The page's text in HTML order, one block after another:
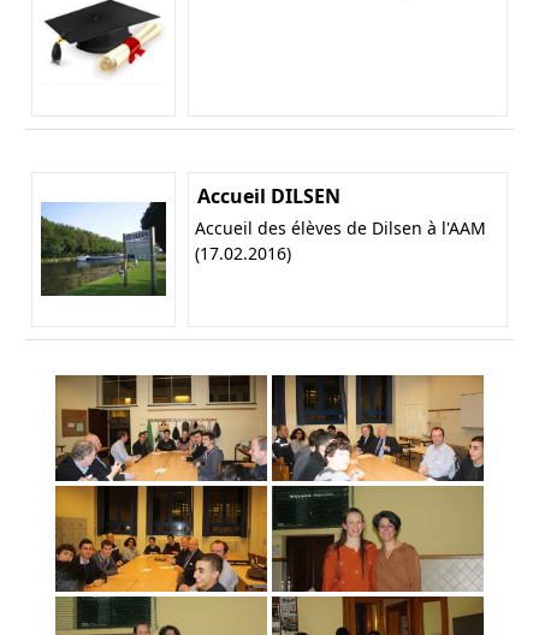
Accueil DILSEN
Accueil des élèves de Dilsen à l'AAM
(17.02.2016)